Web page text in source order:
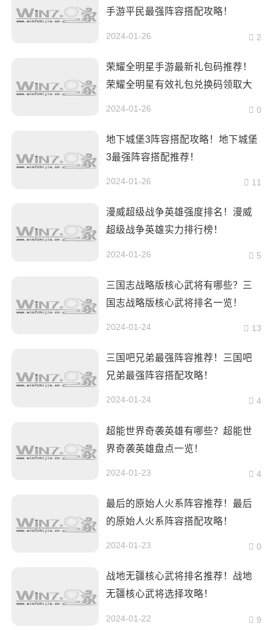
手游平民最强阵容搭配攻略！
2024-01-26 2
荣耀全明星手游最新礼包码推荐！
荣耀全明星有效礼包兑换码领取大
2024-01-26 0
地下城堡3阵容搭配攻略！地下城堡
3最强阵容搭配推荐！
2024-01-26 11
漫威超级战争英雄强度排名！漫威
超级战争英雄实力排行榜！
2024-01-26 5
三国志战略版核心武将有哪些？三
国志战略版核心武将排名一览！
2024-01-24 13
三国吧兄弟最强阵容推荐！三国吧
兄弟最强阵容搭配攻略！
2024-01-24 4
超能世界奇袭英雄有哪些？超能世
界奇袭英雄盘点一览！
2024-01-23 4
最后的原始人火系阵容推荐！最后
的原始人火系阵容搭配攻略！
2024-01-23 0
战地无疆核心武将排名推荐！战地
无疆核心武将选择攻略！
2024-01-22 9